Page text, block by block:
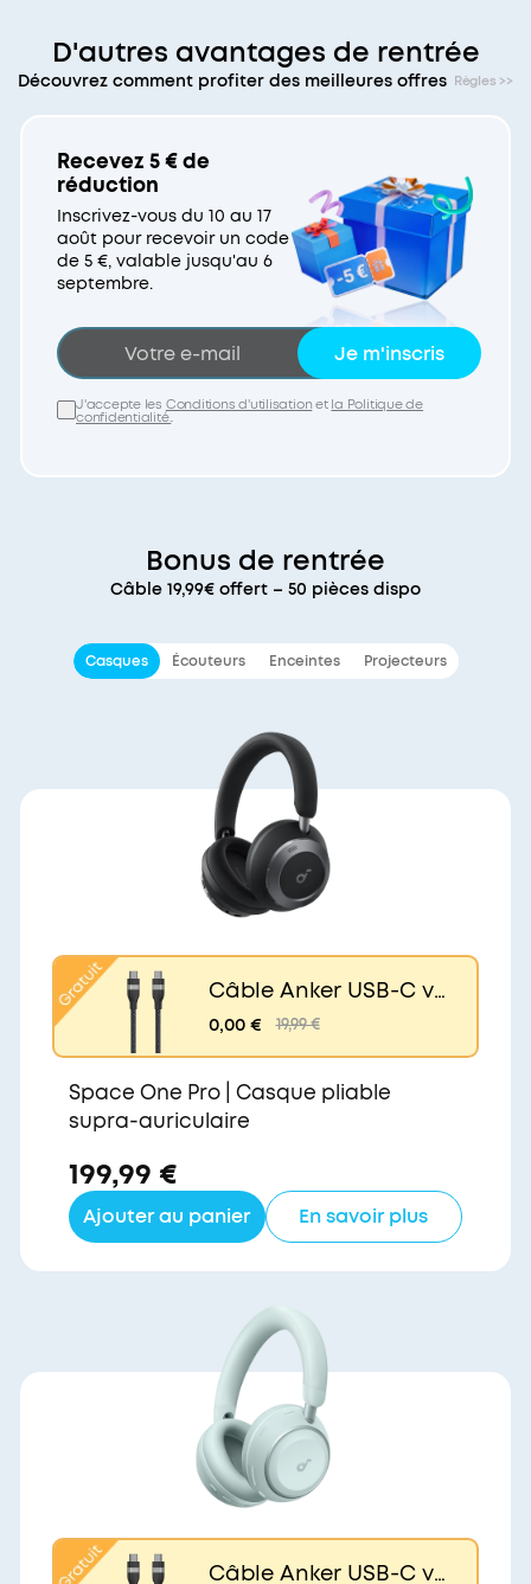
D'autres avantages de rentrée
Découvrez comment profiter des meilleures offres Règles >>
Recevez 5 € de
réduction
Inscrivez-vous du 10 au 17
août pour recevoir un code
de 5 €, valable jusqu'au 6
septembre.
Je m'inscris
J'accepte les Conditions d'utilisationetla Politique de
confidentialité..
Bonus de rentrée
Câble 19,99€ offert – 50 pièces dispo
Casques Écouteurs Enceintes Projecteurs
Câble Anker USB-C ve
rs USB-C (240 W, upcy
clé et tressé)
0,00 € 19,99 €
Space One Pro | Casque pliable
supra-auriculaire
199,99 €
Ajouter au panier En savoir plus
Câble Anker USB-C ve